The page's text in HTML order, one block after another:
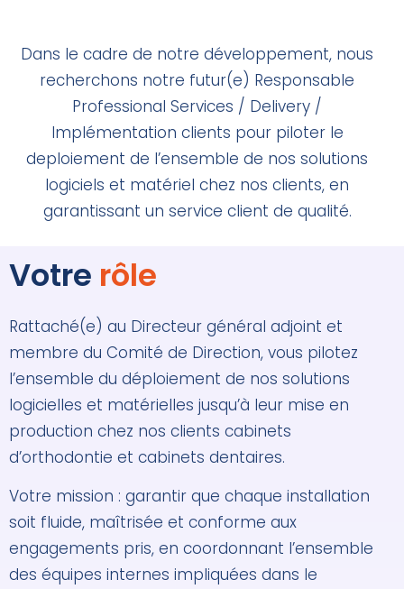
Dans le cadre de notre développement, nous
recherchons notre futur(e) Responsable
Professional Services / Delivery /
Implémentation clients pour piloter le
deploiement de l’ensemble de nos solutions
logiciels et matériel chez nos clients, en
garantissant un service client de qualité.
Votre rôle
Rattaché(e) au Directeur général adjoint et
membre du Comité de Direction, vous pilotez
l’ensemble du déploiement de nos solutions
logicielles et matérielles jusqu’à leur mise en
production chez nos clients cabinets
d’orthodontie et cabinets dentaires.
Votre mission : garantir que chaque installation
soit fluide, maîtrisée et conforme aux
engagements pris, en coordonnant l’ensemble
des équipes internes impliquées dans le